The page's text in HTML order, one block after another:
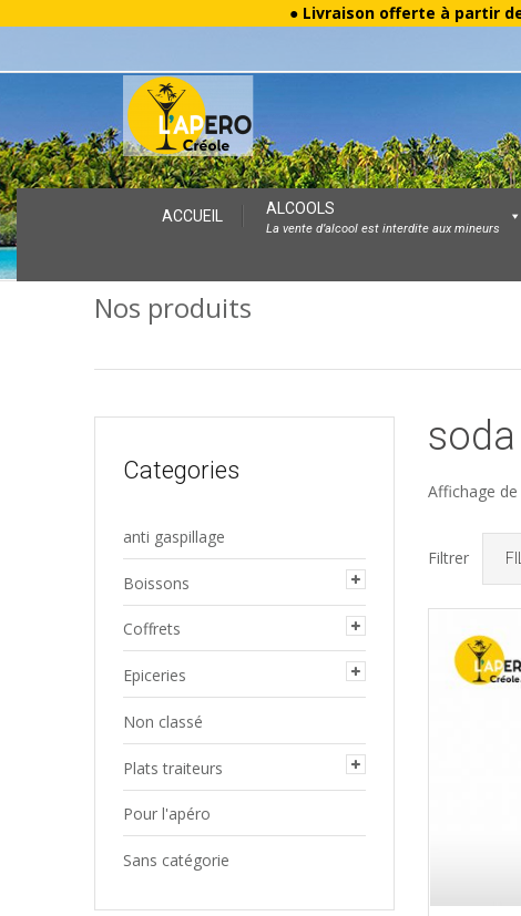
● Livraison offerte à partir
Skip
to
content
ACCUEIL ALCOOLS
La vente d’alcool est interdite aux mineurs
Nos produits
soda
Affichage
Filtrer
Categories
anti gaspillage
Boissons
Coffrets
Epiceries
Non classé
Plats traiteurs
Pour l'apéro
Sans catégorie